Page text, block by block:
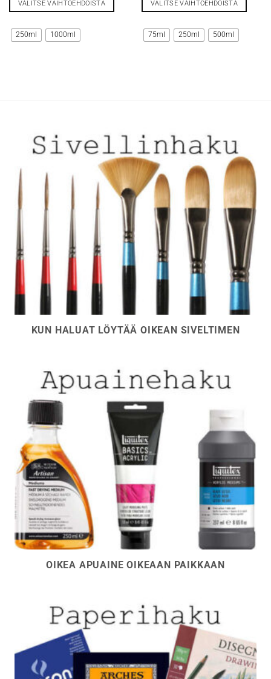
VALITSE VAIHTOEHDOISTA
tuotteella
on
250ml 1000ml
VALITSE VAIHTOEHDOISTA
tuotteella
on
75ml 250ml 500ml
KUN HALUAT LÖYTÄÄ OIKEAN SIVELTIMEN
OIKEA APUAINE OIKEAAN PAIKKAAN